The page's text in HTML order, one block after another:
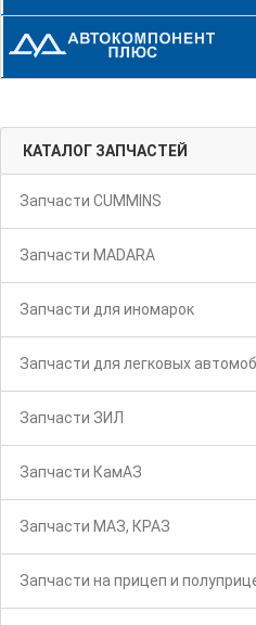
КАТАЛОГ ЗАПЧАСТЕЙ
Запчасти CUMMINS
Запчасти MADARA
Запчасти для иномарок
Запчасти для легковых
Запчасти ЗИЛ
Запчасти КамАЗ
Запчасти МАЗ, КРАЗ
Запчасти на прицеп и